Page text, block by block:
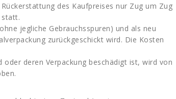
des Kaufpreises nur Zug um Zug
statt.
jegliche Gebrauchsspuren) und als neu
zurückgeschickt wird. Die Kosten
deren Verpackung beschädigt ist, wird von